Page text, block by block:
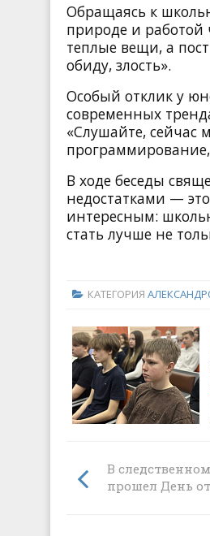
Обращаясь к
природе и работой
теплые вещи, а
обиду, злость».
Особый отклик у
современных
«Слушайте, сейчас
В ходе беседы
недостатками —
интересным:
стать лучше не
КАТЕГОРИЯ
В
прошел День